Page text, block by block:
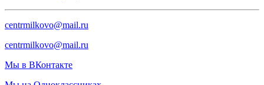
centrmilkovo@mail.ru
centrmilkovo@mail.ru
Мы в ВКонтакте